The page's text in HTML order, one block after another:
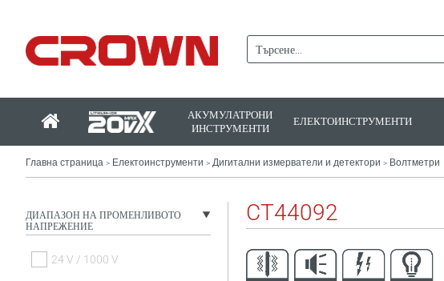
АКУМУЛАТРОНИ
ИНСТРУМЕНТИ
ЕЛЕКТОИНСТРУМЕНТИ
Главна страница > Електоинструменти > Дигитални измерватели и детектори > Волтметри
ДИАПАЗОН НА ПРОМЕНЛИВОТО
НАПРЕЖЕНИЕ
24 V / 1000 V
CT44092